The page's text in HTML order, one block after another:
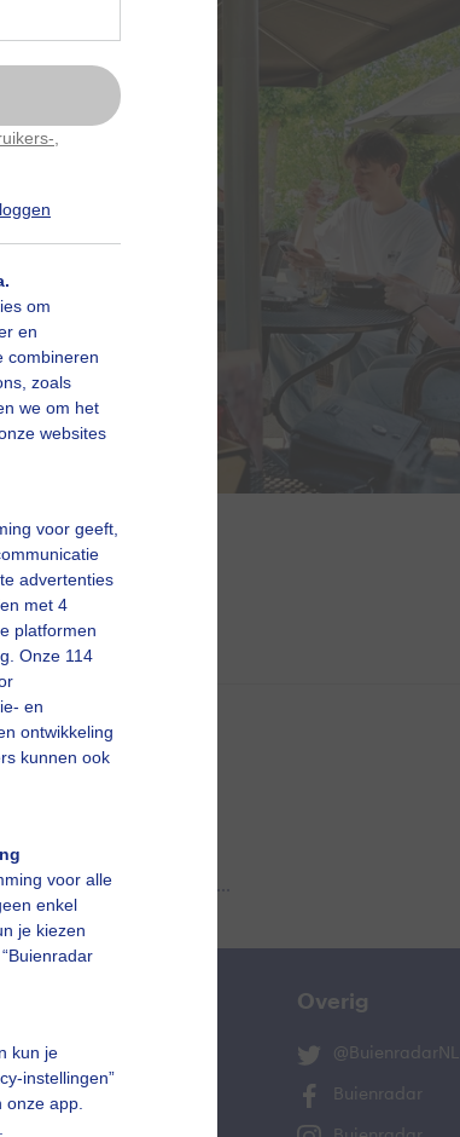
om
en
combineren
zoals
we om het
websites
voor geeft,
advertenties
met 4
platformen
Onze 114
en
ontwikkeling
kunnen ook
voor alle
enkel
je kiezen
kun je
instellingen”
app.
is.
Een moment geduld aub...
Overig
@BuienradarNL
Buienradar
pop-up